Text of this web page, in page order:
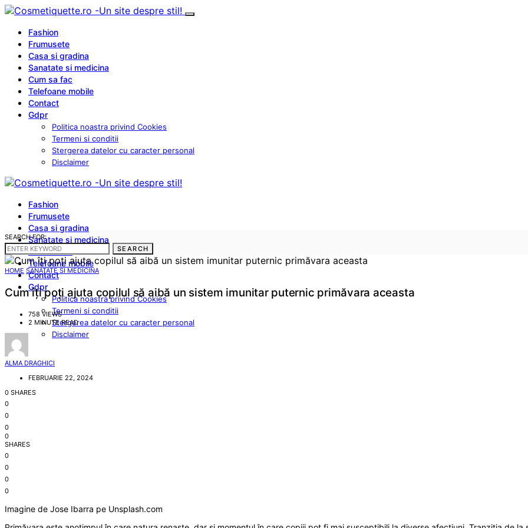
Fashion
Frumusete
Casa si gradina
Sanatate si medicina
Cum sa fac
Telefoane mobile
Contact
Gdpr
Politica noastra privind Cookies
Termeni si conditii
Stergerea datelor cu caracter personal
Disclaimer
Fashion
Frumusete
Casa si gradina
Sanatate si medicina
Cum sa fac
Telefoane mobile
Contact
Gdpr
Politica noastra privind Cookies
Termeni si conditii
Stergerea datelor cu caracter personal
Disclaimer
SEARCH FOR:
SEARCH
HOME SANATATE SI MEDICINA
Cum îți poți ajuta copilul să aibă un sistem imunitar puternic primăvara aceasta
758 VIEWS
2 MINUTE READ
ALMA DRAGHICI
FEBRUARIE 22, 2024
0 SHARES
0
0
0
0
SHARES
0
0
0
0
Imagine de Jose Ibarra pe Unsplash.com